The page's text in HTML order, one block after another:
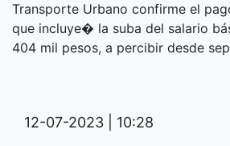
Transporte Urbano confirme el
que incluye� la suba del salario
404 mil pesos, a percibir desde
12-07-2023 | 10:28